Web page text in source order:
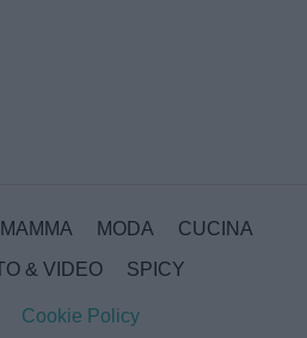
MAMMA MODA
CUCINA
& VIDEO SPICY
Cookie Policy